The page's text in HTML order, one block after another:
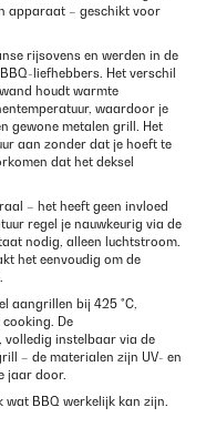
apparaat – geschikt voor
rijsovens en werden in de
liefhebbers. Het verschil
houdt warmte
waardoor je
gewone metalen grill. Het
aan zonder dat je hoeft te
dat het deksel
– het heeft geen invloed
regel je nauwkeurig via de
nodig, alleen luchtstroom.
het eenvoudig om de
aangrillen bij 425 °C,
De
volledig instelbaar via de
– de materialen zijn UV- en
jaar door.
wat BBQ werkelijk kan zijn.